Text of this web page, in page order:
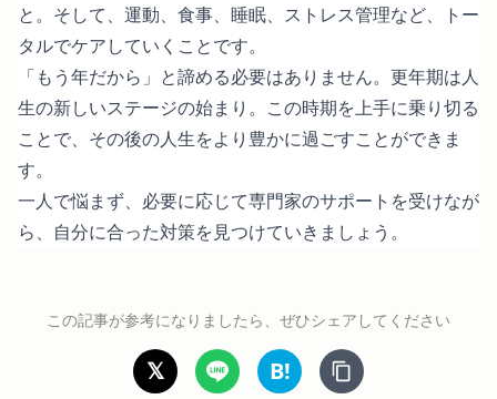
と。そして、運動、食事、睡眠、ストレス管理など、トー
タルでケアしていくことです。
「もう年だから」と諦める必要はありません。更年期は人
生の新しいステージの始まり。この時期を上手に乗り切る
ことで、その後の人生をより豊かに過ごすことができま
す。
一人で悩まず、必要に応じて専門家のサポートを受けなが
ら、自分に合った対策を見つけていきましょう。
この記事が参考になりましたら、ぜひシェアしてください
𝕏 B!